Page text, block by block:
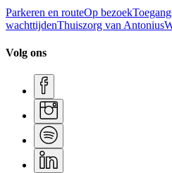
Parkeren en routeOp bezoek
wachttijdenThuiszorg van Antonius
Volg ons